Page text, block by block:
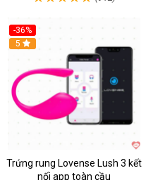
-36%
Hot
5
Trứng rung Lovense Lush 3 kết
nối app toàn cầu